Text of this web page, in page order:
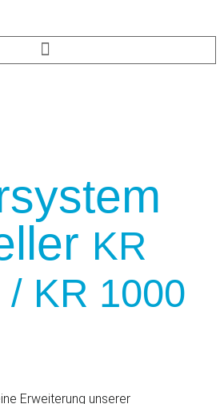
KR
/ KR 1000
Erweiterung unserer